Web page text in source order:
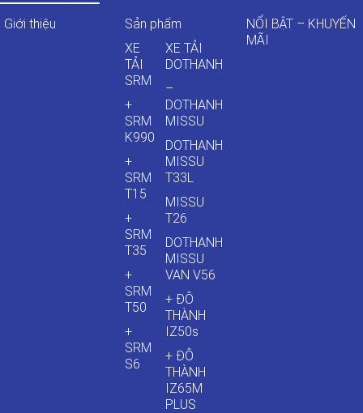
Giới thiệu
Sản phẩm
XE
TẢI
SRM
+
SRM
K990
+
SRM
T15
+
SRM
T35
+
SRM
T50
+
SRM
S6
XE TẢI
DOTHANH
–
DOTHANH
MISSU
DOTHANH
MISSU
T33L
MISSU
T26
DOTHANH
MISSU
VAN V56
+ ĐÔ
THÀNH
IZ50s
+ ĐÔ
THÀNH
IZ65M
PLUS
NỔI BẬT – KHUYẾN
MÃI